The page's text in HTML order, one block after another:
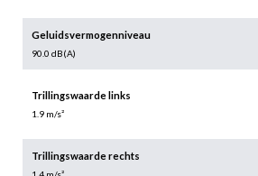
Geluidsvermogenniveau
90.0 dB(A)
Trillingswaarde links
1.9 m/s²
Trillingswaarde rechts